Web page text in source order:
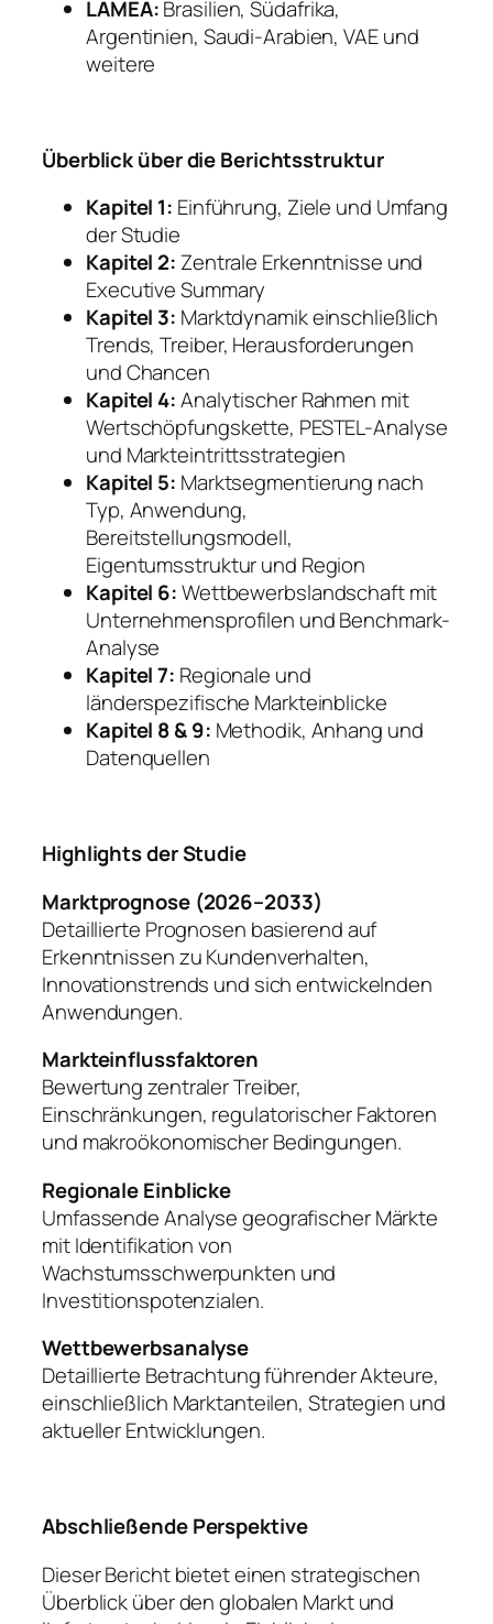
LAMEA:Brasilien, Südafrika,
Argentinien, Saudi-Arabien, VAE und
weitere
Überblick über die Berichtsstruktur
Kapitel 1: Einführung, Ziele und Umfang
der Studie
Kapitel 2: Zentrale Erkenntnisse und
Executive Summary
Kapitel 3: Marktdynamik einschließlich
Trends, Treiber, Herausforderungen
und Chancen
Kapitel 4:Analytischer Rahmen mit
Wertschöpfungskette, PESTEL-Analyse
und Markteintrittsstrategien
Kapitel 5: Marktsegmentierung nach
Typ, Anwendung,
Bereitstellungsmodell,
Eigentumsstruktur und Region
Kapitel 6:Wettbewerbslandschaft mit
Unternehmensprofilen und Benchmark-
Analyse
Kapitel 7: Regionale und
länderspezifische Markteinblicke
Kapitel 8 & 9: Methodik, Anhang und
Datenquellen
Highlights der Studie
Marktprognose (2026–2033)
Detaillierte Prognosen basierend auf
Erkenntnissen zu Kundenverhalten,
Innovationstrends und sich entwickelnden
Anwendungen.
Markteinflussfaktoren
Bewertung zentraler Treiber,
Einschränkungen, regulatorischer Faktoren
und makroökonomischer Bedingungen.
Regionale Einblicke
Umfassende Analyse geografischer Märkte
mit Identifikation von
Wachstumsschwerpunkten und
Investitionspotenzialen.
Wettbewerbsanalyse
Detaillierte Betrachtung führender Akteure,
einschließlich Marktanteilen, Strategien und
aktueller Entwicklungen.
Abschließende Perspektive
Dieser Bericht bietet einen strategischen
Überblick über den globalen Markt und